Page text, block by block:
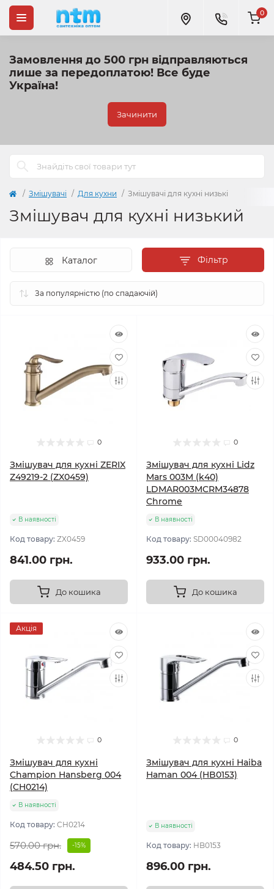
Замовлення до 500 грн відправляються
лише за передоплатою! Все буде
Україна!
Зачинити
0
Змішувачі Для кухни Змішувачі для кухні низькі
Змішувач для кухні низький
Фільтр
Каталог
0
Змішувач для кухні ZERIX
Z49219-2 (ZX0459)
В наявності
Код товару: ZX0459
841.00 грн.
До кошика
0
Змішувач для кухні Lidz
Mars 003M (k40)
LDMAR003MCRM34878
Chrome
В наявності
Код товару: SD00040982
933.00 грн.
До кошика
Акція
0
Змішувач для кухні
Champion Hansberg 004
(CH0214)
В наявності
Код товару: CH0214
570.00 грн. -15%
484.50 грн.
0
Змішувач для кухні Haiba
Haman 004 (HB0153)
В наявності
Код товару: HB0153
896.00 грн.